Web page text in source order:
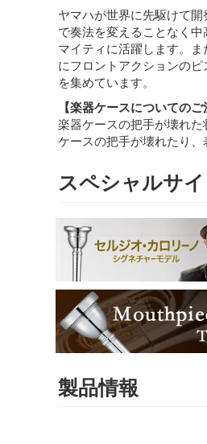
ヤマハが世界に先駆けて
で奏法を変えることなく
マイティに活躍します。
にフロントアクションの
を集めています。
【楽器ケースについてのご
楽器ケースの把手が壊れた
ケースの把手が壊れたり、
スペシャルサイ
製品情報